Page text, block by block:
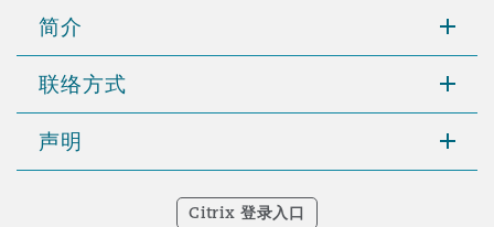
简介
联络方式
声明
Citrix 登录入口